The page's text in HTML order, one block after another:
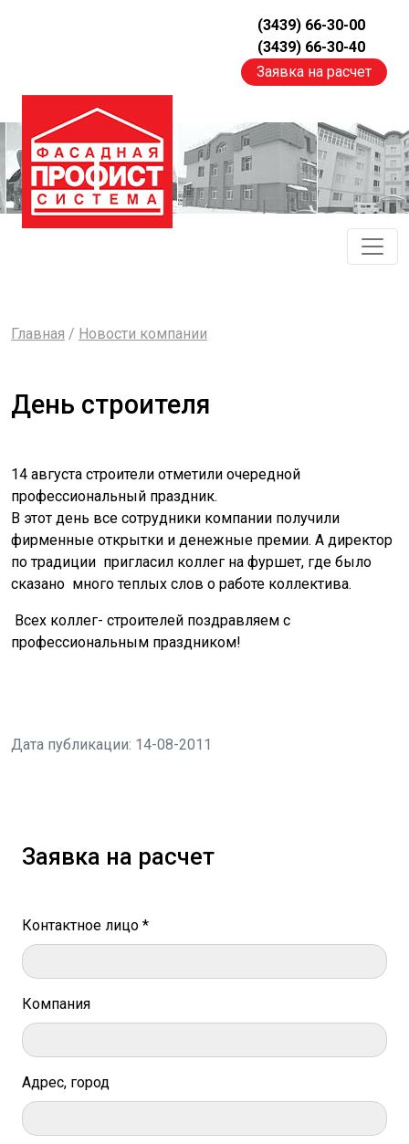
(3439) 66-30-00
(3439) 66-30-40
Заявка на расчет
Главная / Новости компании
День строителя
14 августа строители отметили очередной
профессиональный праздник.
В этот день все сотрудники компании получили
фирменные открытки и денежные премии. А директор
по традиции пригласил коллег на фуршет, где было
сказано много теплых слов о работе коллектива.
Всех коллег- строителей поздравляем с
профессиональным праздником!
Дата публикации: 14-08-2011
Заявка на расчет
Контактное лицо *
Компания
Адрес, город